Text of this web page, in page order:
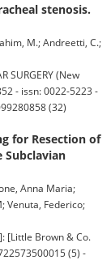
stenosis.
M.; Andreetti, C.;
SURGERY (New
- issn: 0022-5223 -
(32)
for Resection of
Subclavian
Anna Maria;
Venuta, Federico;
[Little Brown & Co.
(5) -